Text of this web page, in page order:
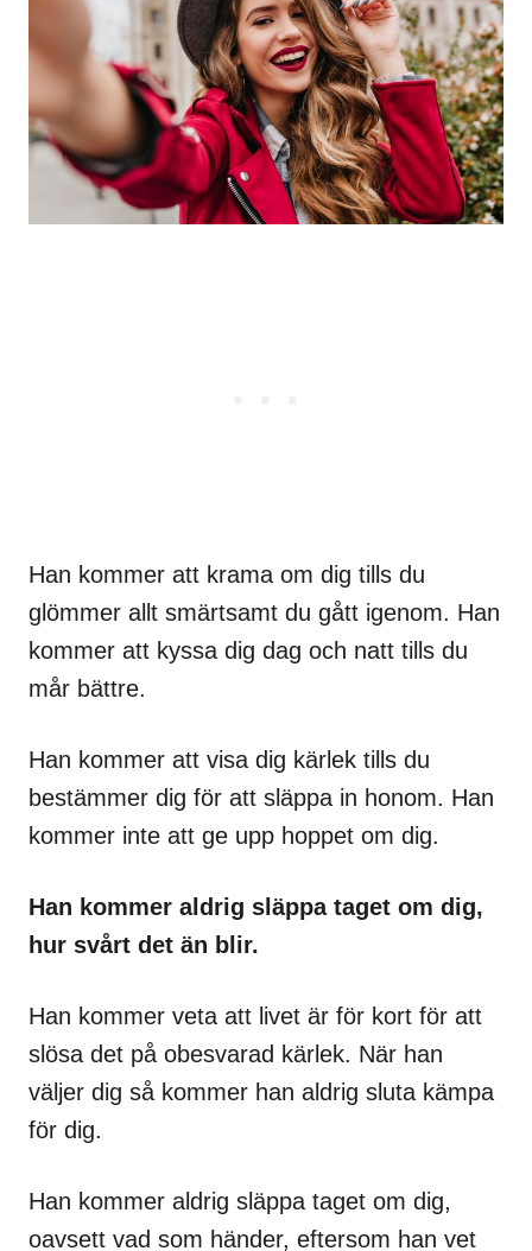
Han kommer att krama om dig tills du
glömmer allt smärtsamt du gått igenom. Han
kommer att kyssa dig dag och natt tills du
mår bättre.
Han kommer att visa dig kärlek tills du
bestämmer dig för att släppa in honom. Han
kommer inte att ge upp hoppet om dig.
Han kommer aldrig släppa taget om dig,
hur svårt det än blir.
Han kommer veta att livet är för kort för att
slösa det på obesvarad kärlek. När han
väljer dig så kommer han aldrig sluta kämpa
för dig.
Han kommer aldrig släppa taget om dig,
oavsett vad som händer, eftersom han vet